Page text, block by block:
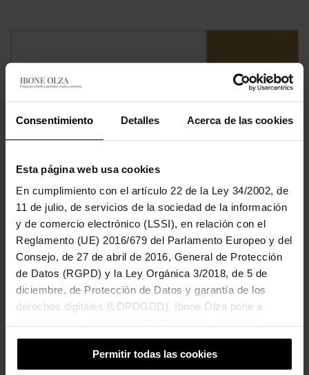
Consentimiento Detalles Acerca de las cookies
Esta página web usa cookies
En cumplimiento con el artículo 22 de la Ley 34/2002, de
11 de julio, de servicios de la sociedad de la información
y de comercio electrónico (LSSI), en relación con el
Reglamento (UE) 2016/679 del Parlamento Europeo y del
Consejo, de 27 de abril de 2016, General de Protección
de Datos (RGPD) y la Ley Orgánica 3/2018, de 5 de
diciembre, de Protección de Datos y garantía de los
derechos digitales (LOPDGDD), Ibone Olza pone a
tratamiento de cookies del sitio Web.
Permitir todas las cookies